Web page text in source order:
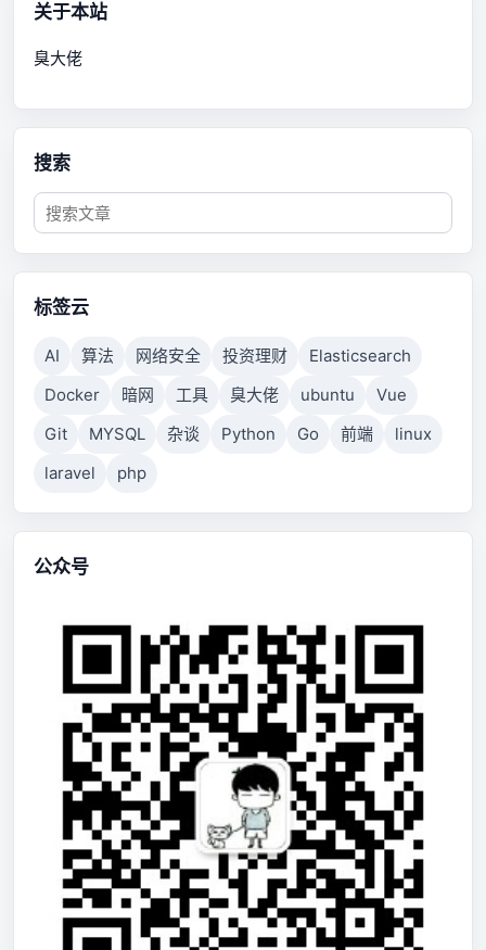
关于本站
臭大佬
搜索
标签云
AI 算法 网络安全 投资理财
Elasticsearch
Docker
暗网 工具 臭大佬 ubuntu
Vue
Git
MYSQL 杂谈 Python Go 前端
linux
laravel
php
公众号